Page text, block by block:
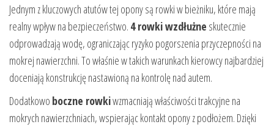
Jednym z kluczowych atutów tej opony są rowki w bieżniku, które mają
realny wpływ na bezpieczeństwo. 4 rowki wzdłużne skutecznie
odprowadzają wodę, ograniczając ryzyko pogorszenia przyczepności na
mokrej nawierzchni. To właśnie w takich warunkach kierowcy najbardziej
doceniają konstrukcję nastawioną na kontrolę nad autem.
Dodatkowo boczne rowkiwzmacniają właściwości trakcyjne na
mokrych nawierzchniach, wspierając kontakt opony z podłożem. Dzięki